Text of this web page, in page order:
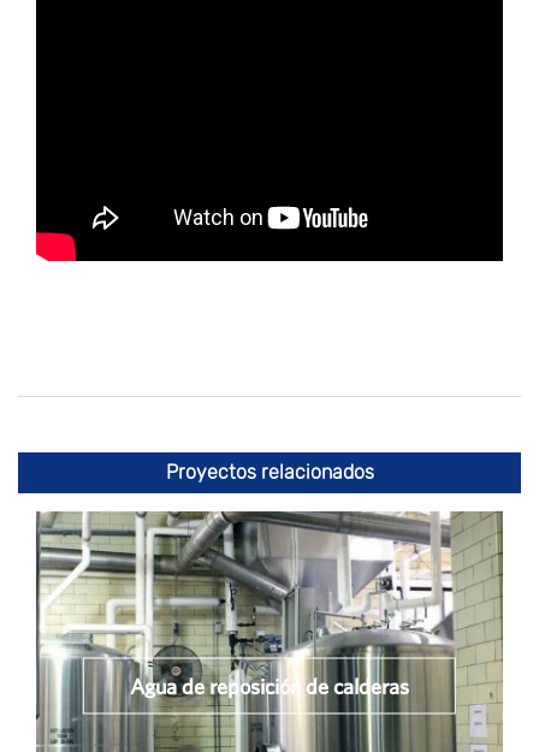
Proyectos relacionados
Agua de reposición de calderas